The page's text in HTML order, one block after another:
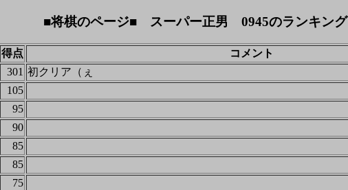
■将棋のページ■ スーパー正男 0945のランキング
得点 コメント
301 初クリア（ぇ
105
95
90
85
85
75